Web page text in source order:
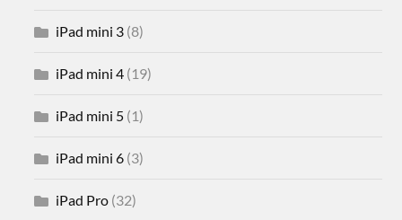
iPad mini 3 (8)
iPad mini 4 (19)
iPad mini 5 (1)
iPad mini 6 (3)
iPad Pro (32)